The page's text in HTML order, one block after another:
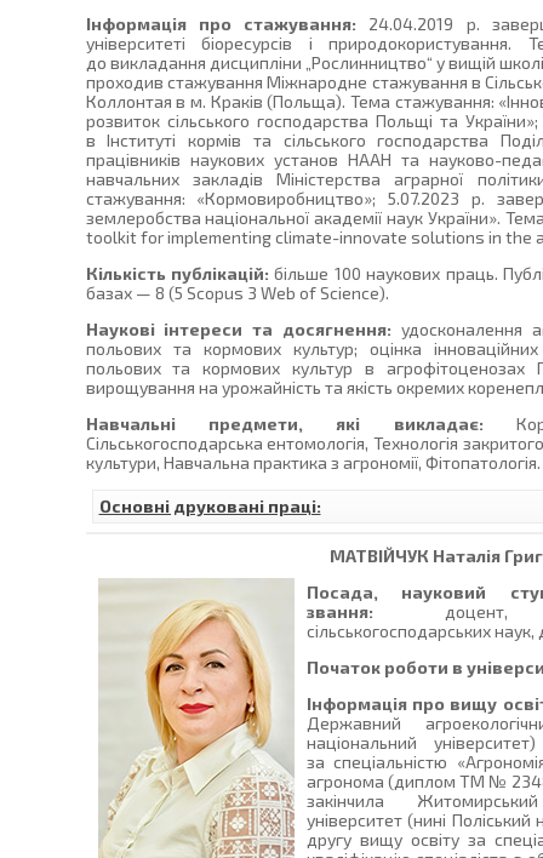
Інформація про стажування: 24.04.2019 р.
університеті біоресурсів і
до викладання дисципліни „Рослинництво“ у вищій
проходив стажування Міжнародне стажування в
Коллонтая в м. Краків (Польща). Тема стажування:
розвиток сільського господарства Польщі та
в Інституті кормів та сільського господарства
працівників наукових установ НААН та науково-
навчальних закладів Міністерства аграрної
стажування: «Кормовиробництво»; 5.07.2023 р.
землеробства національної академії наук України».
toolkit for implementing climate-innovate solutions in the
Кількість публікацій: більше 100 наукових праць.
базах — 8 (5 Scopus 3 Web of Science).
Наукові інтереси та досягнення: удосконалення
польових та кормових культур; оцінка
польових та кормових культур в агрофітоценозах
вирощування на урожайність та якість окремих
Навчальні предмети, які викладає:
Сільськогосподарська ентомологія, Технологія
культури, Навчальна практика з агрономії, Фітопатологія.
Основні друковані праці:
МАТВІЙЧУК Наталія
Посада, науковий
звання: доцент,
сільськогосподарських
Початок роботи в
Інформація про вищу
Державний
національний
за спеціальністю
агронома (диплом ТМ №
закінчила
університет (нині
другу вищу освіту за